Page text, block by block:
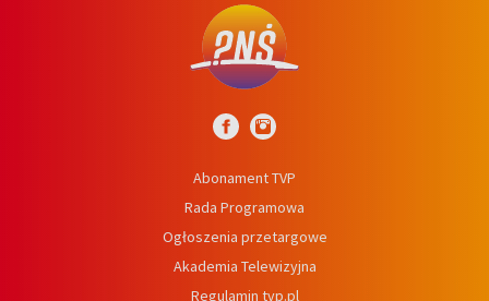
Abonament TVP
Rada Programowa
Ogłoszenia przetargowe
Akademia Telewizyjna
Regulamin tvp.pl